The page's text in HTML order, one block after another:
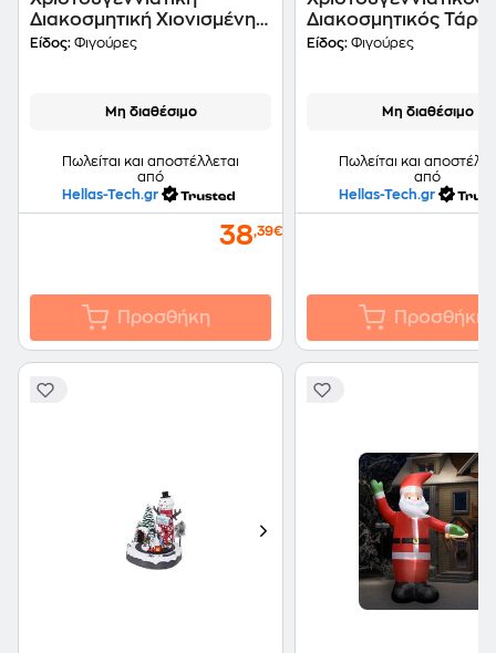
Διακοσμητική Χιονισμένη
Παράσταση με Led και
Είδος: Φιγούρες
Μη διαθέσιμο
Πωλείται και αποστέλλεται
από
Hellas-Tech.gr
38,39€
Προσθήκη
Διακοσμητικός
από Πολυεστέρα
Είδος: Φιγούρες
Μη διαθέσιμο
Πωλείται και
από
Hellas-Tech.gr
Προσθήκη